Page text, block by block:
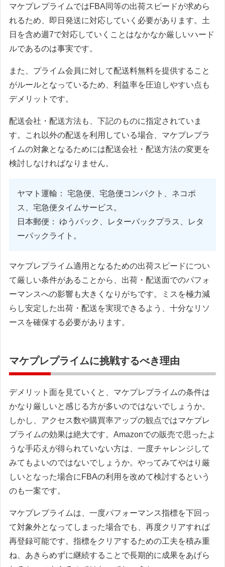
マケプレプライムではFBA同等の出荷スピードが求めら
れるため、即日発送に対応していく必要があります。土
日を含め週7で対応していくことはなかなか厳しいハード
ルであるのは事実です。
また、プライム会員に対して配送料無料を提供すること
がルールとなっているため、利益率を圧迫しやすい点も
デメリットです。
配送会社・配送方法も、下記のものに指定されていま
す。これ以外の配送を利用している場合、マケプレプラ
イムの対象となるためには配送会社・配送方法の変更を
検討しなければなりません。
ヤマト運輸： 宅急便、宅急便コンパクト、ネコポ
ス、宅急便タイムサービス。
日本郵便： ゆうパック、レターパックプラス、レタ
ーパックライト。
マケプレプライム適用となるための出荷スピードについ
て厳しい条件があることから、出荷・配送面でのパフォ
ーマンスへの影響も大きくなりがちです。ミスを極力減
らし安定した出荷・配送を実現できるよう、十分なリソ
ースを確保する必要があります。
マケプレプライムに挑戦するべき理由
デメリット面を見ていくと、マケプレプライムの条件は
かなり厳しいと感じる方が多いのではないでしょうか。
しかし、アクセス数や購買率アップの観点ではマケプレ
プライムの効果は絶大です。Amazonでの販売で思ったよ
うな手応えが得られていない方は、一度チャレンジして
みてもよいのではないでしょうか。やってみてやはり厳
しいとなった場合にFBAの利用を改めて検討するという
のも一案です。
マケプレプライムは、一度パフォーマンス指標を下回っ
て対象外となってしまった場合でも、再度クリアすれば
再登録可能です。指標をクリアするための工夫を積み重
ね、あきらめずに継続することで長期的に成果をあげら